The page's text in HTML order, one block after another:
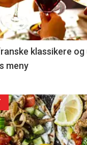
klassikere
meny